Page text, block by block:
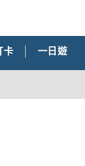
卡 一日遊